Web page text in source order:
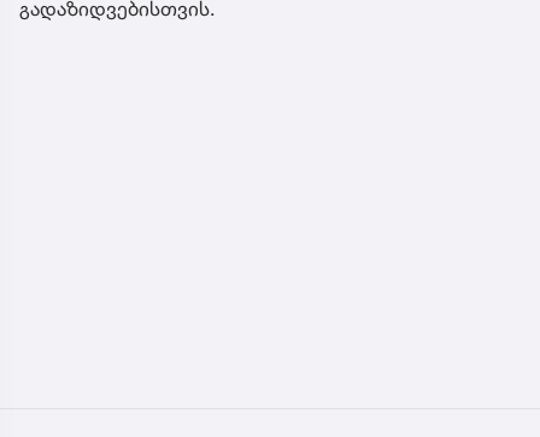
გადაზიდვებისთვის.